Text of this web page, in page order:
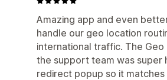
Amazing app and even
handle our geo location
international traffic. The
the support team was
redirect popup so it